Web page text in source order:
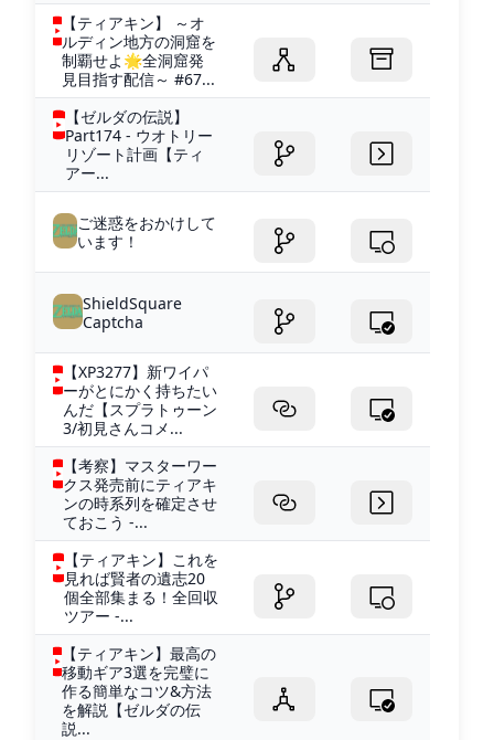
【ティアキン】 ～オ
ルディン地方の洞窟を
制覇せよ🌟全洞窟発
見目指す配信～ #67...
【ゼルダの伝説】
Part174 - ウオトリー
リゾート計画【ティ
アー...
ご迷惑をおかけして
います！
ShieldSquare
Captcha
【XP3277】新ワイパ
ーがとにかく持ちたい
んだ【スプラトゥーン
3/初見さんコメ...
【考察】マスターワー
クス発売前にティアキ
ンの時系列を確定させ
ておこう -...
【ティアキン】これを
見れば賢者の遺志20
個全部集まる！全回収
ツアー -...
【ティアキン】最高の
移動ギア3選を完璧に
作る簡単なコツ&方法
を解説【ゼルダの伝
説...